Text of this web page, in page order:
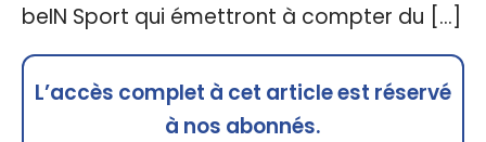
beIN Sport qui émettront à compter du […]
L’accès complet à cet article est réservé
à nos abonnés.